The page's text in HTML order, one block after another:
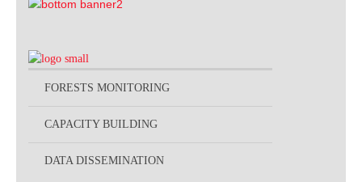
FORESTS MONITORING
CAPACITY BUILDING
DATA DISSEMINATION